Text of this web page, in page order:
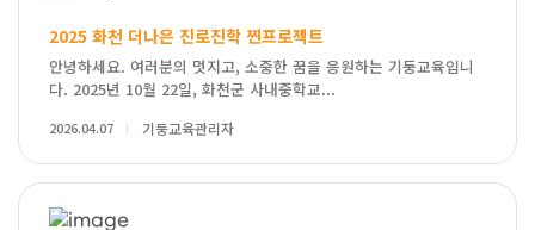
2025 화천 더나은 진로진학 찐프로젝트
안녕하세요. 여러분의 멋지고, 소중한 꿈을 응원하는 기둥교육입니
다. 2025년 10월 22일, 화천군 사내중학교...
2026.04.07 기둥교육관리자